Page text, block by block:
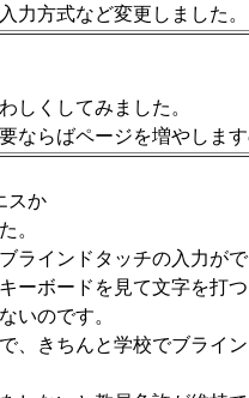
力方式など変更しました。
しくしてみました。
ならばページを増やしま
スか
。
ラインドタッチの入力が
ーボードを見て文字を打
いのです。
、きちんと学校でブライ